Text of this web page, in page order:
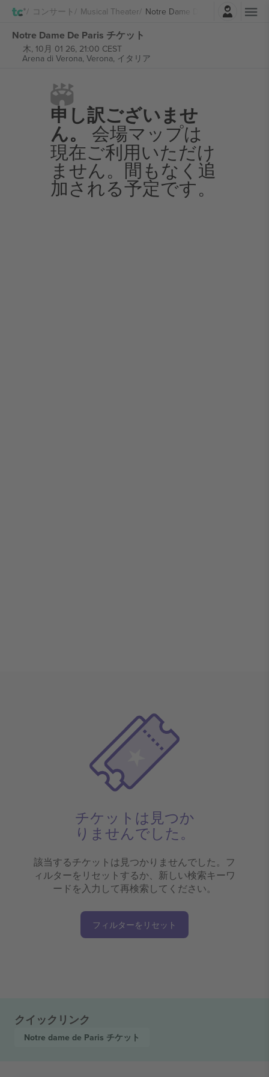
コンサート Musical Theater Notre Dame De Paris
ログイン
Notre Dame De Paris チケット
木, 10月 01 26, 21:00 CEST
Arena di Verona, Verona, イタリア
申し訳ございませ
ん。 会場マップは
現在ご利用いただけ
ません。間もなく追
加される予定です。
チケットは見つか
りませんでした。
該当するチケットは見つかりませんでした。フ
ィルターをリセットするか、新しい検索キーワ
ードを入力して再検索してください。
フィルターをリセット
クイックリンク
Notre dame de Paris チケット